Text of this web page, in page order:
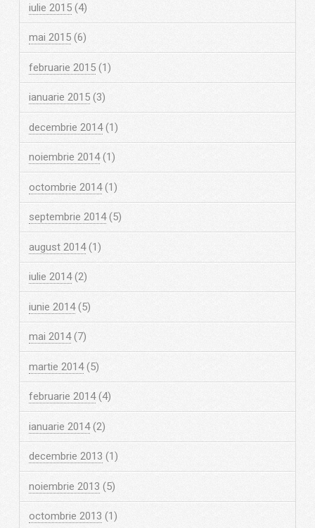
iulie 2015(4)
mai 2015(6)
februarie 2015(1)
ianuarie 2015(3)
decembrie 2014(1)
noiembrie 2014(1)
octombrie 2014(1)
septembrie 2014(5)
august 2014(1)
iulie 2014(2)
iunie 2014(5)
mai 2014(7)
martie 2014(5)
februarie 2014(4)
ianuarie 2014(2)
decembrie 2013 (1)
noiembrie 2013 (5)
octombrie 2013 (1)